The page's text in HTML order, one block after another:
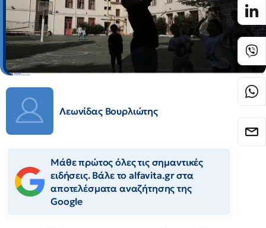
Λεωνίδας Βουρλιώτης
Μάθε πρώτος όλες τις σημαντικές
ειδήσεις. Βάλε το alfavita.gr στα
αποτελέσματα αναζήτησης της
Google